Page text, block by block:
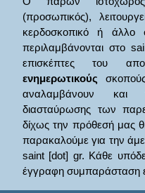
(προσωπικός),
κερδοσκοπικό ή άλλο
περιλαμβάνονται στο
επισκέπτες του
ενημερωτικούς
αναλαμβάνουν και
διασταύρωσης των
δίχως την πρόθεσή μας
παρακαλούμε για την
saint [dot] gr. Κάθε
έγγραφη συμπαράσταση